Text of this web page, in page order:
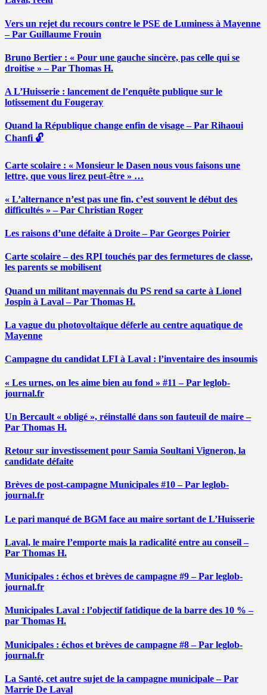
Vers un rejet du recours contre le PSE de Luminess à Mayenne
– Par Guillaume Frouin
Bruno Bertier : « Pour une gauche sincère, pas celle qui se
droitise » – Par Thomas H.
A L’Huisserie : lancement de l’enquête publique sur le
lotissement du Fougeray
Quand la République change enfin de visage – Par Rihaoui
Chanfi 🔓
Carte scolaire : « Monsieur le Dasen nous vous faisons une
lettre, que vous lirez peut-être » …
« L’alternance n’est pas une fin, c’est souvent le début des
difficultés » – Par Christian Roger
Les raisons d’une défaite à Droite – Par Georges Poirier
Carte scolaire – des RPI touchés par des fermetures de classe,
les parents se mobilisent
Quand un militant mayennais du PS rend sa carte à Lionel
Jospin à Laval – Par Thomas H.
La vague du photovoltaïque déferle au centre aquatique de
Mayenne
Campagne du candidat LFI à Laval : l’inventaire des insoumis
« Les urnes, on les aime bien au fond » #11 – Par leglob-
journal.fr
Un Bercault « obligé », réinstallé dans son fauteuil de maire –
Par Thomas H.
Retour sur investissement pour Samia Soultani Vigneron, la
candidate défaite
Brèves de post-campagne Municipales #10 – Par leglob-
journal.fr
Le pari manqué de BGM face au maire sortant de L’Huisserie
Laval, le maire l’emporte mais la radicalité entre au conseil –
Par Thomas H.
Municipales : échos et brèves de campagne #9 – Par leglob-
journal.fr
Municipales Laval : l’objectif fatidique de la barre des 10 % –
par Thomas H.
Municipales : échos et brèves de campagne #8 – Par leglob-
journal.fr
La Santé, cet autre sujet de la campagne municipale – Par
Marrie De Laval